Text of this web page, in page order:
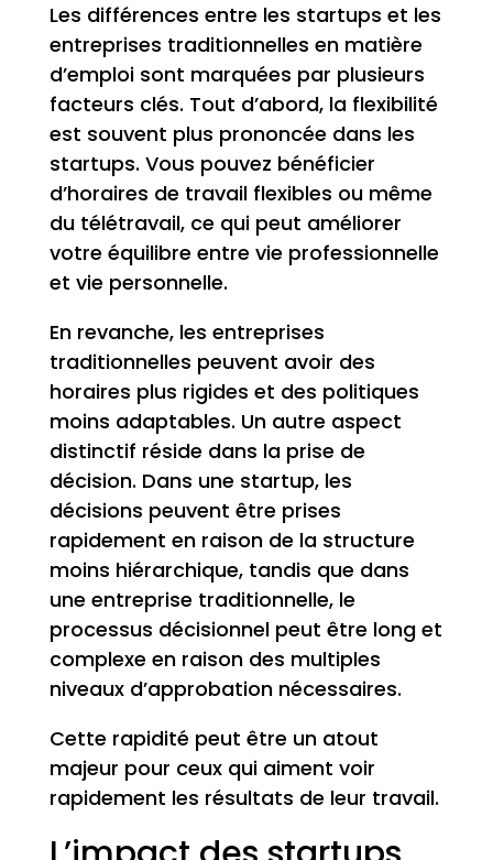
Les différences entre les startups et les
entreprises traditionnelles en matière
d’emploi sont marquées par plusieurs
facteurs clés. Tout d’abord, la flexibilité
est souvent plus prononcée dans les
startups. Vous pouvez bénéficier
d’horaires de travail flexibles ou même
du télétravail, ce qui peut améliorer
votre équilibre entre vie professionnelle
et vie personnelle.
En revanche, les entreprises
traditionnelles peuvent avoir des
horaires plus rigides et des politiques
moins adaptables. Un autre aspect
distinctif réside dans la prise de
décision. Dans une startup, les
décisions peuvent être prises
rapidement en raison de la structure
moins hiérarchique, tandis que dans
une entreprise traditionnelle, le
processus décisionnel peut être long et
complexe en raison des multiples
niveaux d’approbation nécessaires.
Cette rapidité peut être un atout
majeur pour ceux qui aiment voir
rapidement les résultats de leur travail.